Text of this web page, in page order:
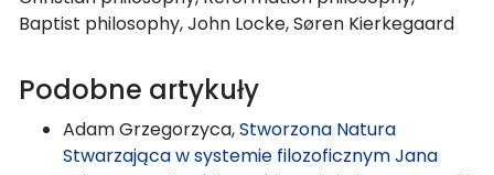
Baptist philosophy, John Locke, Søren Kierkegaard
Podobne artykuły
Adam Grzegorzyca,Stworzona Natura
Stwarzająca w systemie filozoficznym Jana